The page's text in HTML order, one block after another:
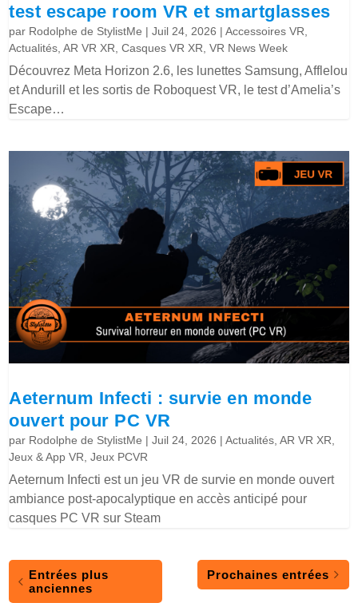
test escape room VR et smartglasses
par Rodolphe de StylistMe |Juil 24, 2026 |Accessoires VR
Actualités ,AR VR XR ,Casques VR XR ,VR News Week
Découvrez Meta Horizon 2.6, les lunettes Samsung, Afflelou
et Andurill et les sortis de Roboquest VR, le test d’Amelia’s
Escape…
Aeternum Infecti : survie en monde
ouvert pour PC VR
par Rodolphe de StylistMe |Juil 24, 2026 |Actualités ,AR VR XR
Jeux & App VR ,Jeux PCVR
Aeternum Infecti est un jeu VR de survie en monde ouvert
ambiance post-apocalyptique en accès anticipé pour
casques PC VR sur Steam
Entrées plus
anciennes
Prochaines entrées